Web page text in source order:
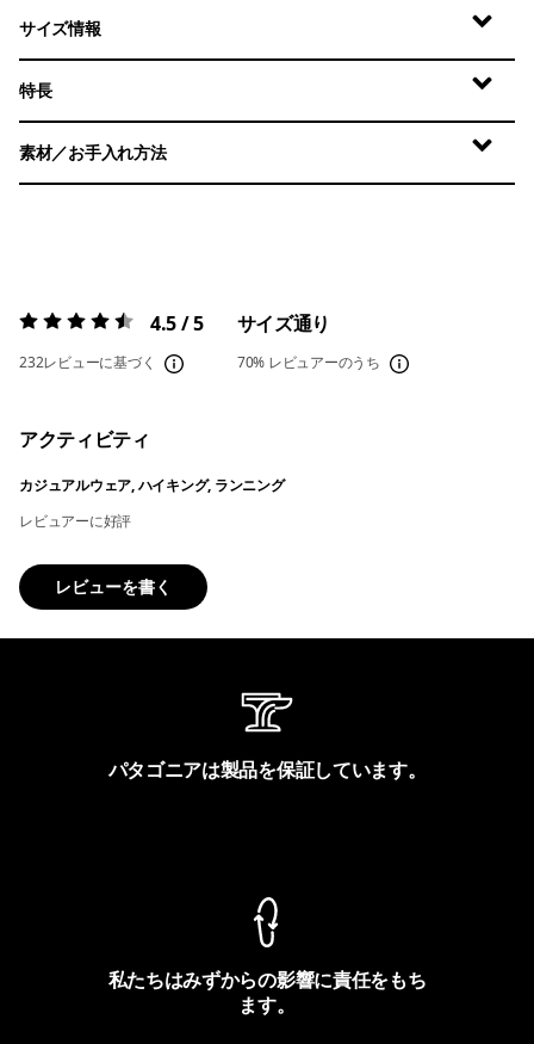
サイズ情報
特長
素材／お手入れ方法
評価:4.5 / 5 4.5 / 5
232レビューに基づく
サイズ通り
70% レビュアーのうち
アクティビティ
カジュアルウェア, ハイキング, ランニング
レビュアーに好評
レビューを書く
パタゴニアは製品を保証しています。
私たちはみずからの影響に責任をもち
ます。